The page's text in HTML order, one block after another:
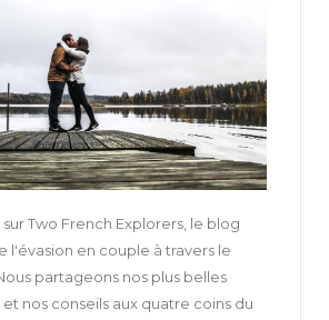
Two French Explorers, le blog
l'évasion en couple à travers le
partageons nos plus belles
nos conseils aux quatre coins du